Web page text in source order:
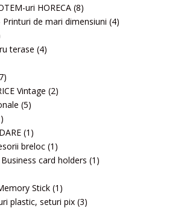
uri HORECA (8)
de mari dimensiuni (4)
terase (4)
Vintage (2)
(5)
(1)
breloc (1)
card holders (1)
Stick (1)
plastic, seturi pix (3)